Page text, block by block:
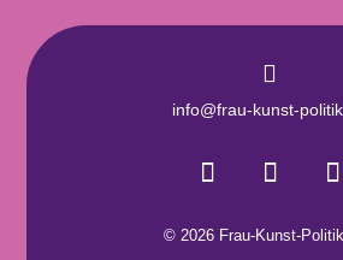

info@frau-kunst-
© 2026 Frau-Kunst-